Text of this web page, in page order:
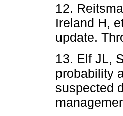
12.
Ireland H,
update.
13. Elf JL,
probability
suspected